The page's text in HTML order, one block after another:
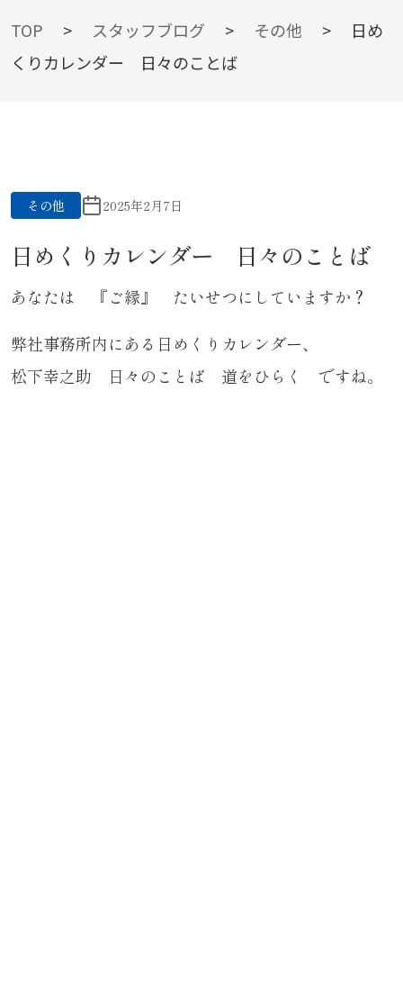
BLOG
TOP > スタッフブログ > その他 >
日め
くりカレンダー 日々のことば
その他 2025年2月7日
日めくりカレンダー 日々のことば
あなたは 『ご縁』 たいせつにしていますか？
弊社事務所内にある日めくりカレンダー、
松下幸之助 日々のことば 道をひらく ですね。